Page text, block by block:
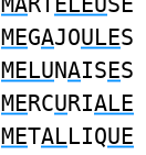
MEGAJOULES
MELUNAISES
MERCURIALE
METALLIQUE